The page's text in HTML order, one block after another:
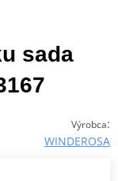
sada
Výrobca:
WINDEROSA